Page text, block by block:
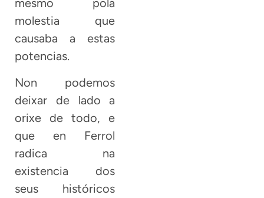
mesmo pola
molestia que
causaba a estas
potencias.
Non podemos
deixar de lado a
orixe de todo, e
que en Ferrol
radica na
existencia dos
seus históricos